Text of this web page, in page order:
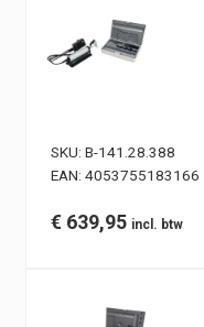
SKU: B-141.28.388
EAN: 4053755183166
€ 639,95